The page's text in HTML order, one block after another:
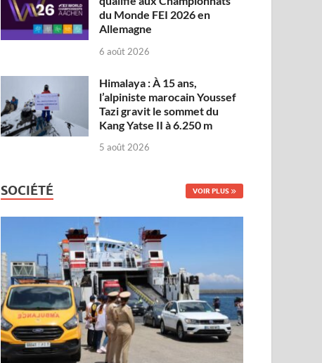
du Monde FEI 2026 en
Allemagne
6 août 2026
Himalaya : À 15 ans,
l’alpiniste marocain Youssef
Tazi gravit le sommet du
Kang Yatse II à 6.250 m
5 août 2026
SOCIÉTÉ VOIR PLUS